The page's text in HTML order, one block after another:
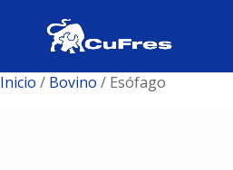
Inicio / Bovino / Esófago